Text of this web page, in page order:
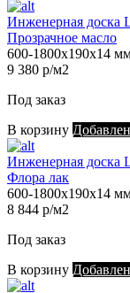
Инженерная доска
Прозрачное масло
600-1800х190х14
9 380 р/м2
Под заказ
В корзину Добавлен
Инженерная доска
Флора лак
600-1800х190х14
8 844 р/м2
Под заказ
В корзину Добавлен